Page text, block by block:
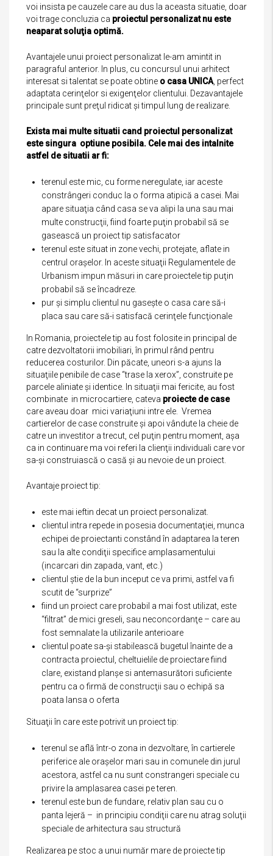
voi insista pe cauzele care au dus la aceasta situatie, doar
voi trage concluzia ca proiectul personalizat nu este
neaparat soluţia optimă.
Avantajele unui proiect personalizat le-am amintit in
paragraful anterior. In plus, cu concursul unui arhitect
interesat si talentat se poate obtine o casa UNICA, perfect
adaptata cerinţelor si exigenţelor clientului. Dezavantajele
principale sunt preţul ridicat şi timpul lung de realizare.
Exista mai multe situatii cand proiectul personalizat
este singura optiune posibila. Cele mai des intalnite
astfel de situatii ar fi:
terenul este mic, cu forme neregulate, iar aceste
constrângeri conduc la o forma atipică a casei. Mai
apare situaţia când casa se va alipi la una sau mai
multe construcţii, fiind foarte puţin probabil să se
gasească un proiect tip satisfacator
terenul este situat in zone vechi, protejate, aflate in
centrul oraşelor. In aceste situaţii Regulamentele de
Urbanism impun măsuri in care proiectele tip puţin
probabil să se încadreze.
pur şi simplu clientul nu gaseşte o casa care să-i
placa sau care să-i satisfacă cerinţele funcţionale
In Romania, proiectele tip au fost folosite in principal de
catre dezvoltatorii imobiliari, în primul rând pentru
reducerea costurilor. Din păcate, uneori s-a ajuns la
situaţiile penibile de case “trase la xerox”, construite pe
parcele aliniate şi identice. In situaţii mai fericite, au fost
combinate in microcartiere, cateva proiecte de case
care aveau doar mici variaţiuni intre ele. Vremea
cartierelor de case construite şi apoi vândute la cheie de
catre un investitor a trecut, cel puţin pentru moment, aşa
ca in continuare ma voi referi la clienţii individuali care vor
sa-şi construiască o casă şi au nevoie de un proiect.
Avantaje proiect tip:
este mai ieftin decat un proiect personalizat.
clientul intra repede in posesia documentaţiei, munca
echipei de proiectanti constând în adaptarea la teren
sau la alte condiţii specifice amplasamentului
(incarcari din zapada, vant, etc.)
clientul ştie de la bun inceput ce va primi, astfel va fi
scutit de “surprize”
fiind un proiect care probabil a mai fost utilizat, este
“filtrat” de mici greseli, sau neconcordanţe – care au
fost semnalate la utilizarile anterioare
clientul poate sa-şi stabilească bugetul înainte de a
contracta proiectul, cheltuielile de proiectare fiind
clare, existand planşe si antemasurători suficiente
pentru ca o firmă de construcţii sau o echipă sa
poata lansa o oferta
Situaţii în care este potrivit un proiect tip:
terenul se află într-o zona in dezvoltare, în cartierele
periferice ale oraşelor mari sau in comunele din jurul
acestora, astfel ca nu sunt constrangeri speciale cu
privire la amplasarea casei pe teren.
terenul este bun de fundare, relativ plan sau cu o
panta lejeră – in principiu condiţii care nu atrag soluţii
speciale de arhitectura sau structură
Realizarea pe stoc a unui număr mare de proiecte tip